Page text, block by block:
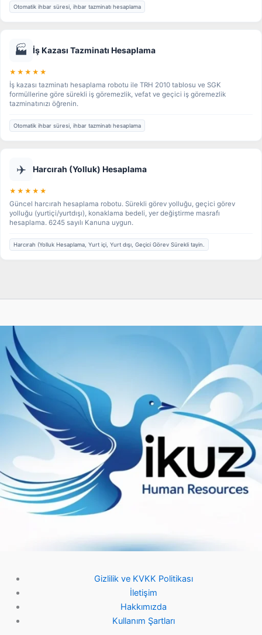
Otomatik ihbar süresi, ihbar tazminatı hesaplama
🏭 İş Kazası Tazminatı Hesaplama
★★★★★
İş kazası tazminatı hesaplama robotu ile TRH 2010 tablosu ve SGK
formüllerine göre sürekli iş göremezlik, vefat ve geçici iş göremezlik
tazminatınızı öğrenin.
Otomatik ihbar süresi, ihbar tazminatı hesaplama
✈️ Harcırah (Yolluk) Hesaplama
★★★★★
Güncel harcırah hesaplama robotu. Sürekli görev yolluğu, geçici görev
yolluğu (yurtiçi/yurtdışı), konaklama bedeli, yer değiştirme masrafı
hesaplama. 6245 sayılı Kanuna uygun.
Harcırah (Yolluk Hesaplama, Yurt içi, Yurt dışı, Geçici Görev Sürekli tayin.
Gizlilik ve KVKK Politikası
İletişim
Hakkımızda
Kullanım Şartları